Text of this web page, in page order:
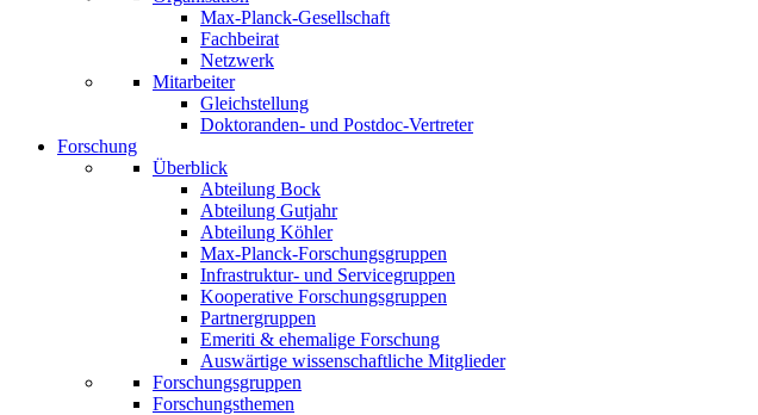
Max-Planck-Gesellschaft
Fachbeirat
Netzwerk
Mitarbeiter
Gleichstellung
Doktoranden- und Postdoc-Vertreter
Forschung
Überblick
Abteilung Bock
Abteilung Gutjahr
Abteilung Köhler
Max-Planck-Forschungsgruppen
Infrastruktur- und Servicegruppen
Kooperative Forschungsgruppen
Partnergruppen
Emeriti & ehemalige Forschung
Auswärtige wissenschaftliche Mitglieder
Forschungsgruppen
Forschungsthemen